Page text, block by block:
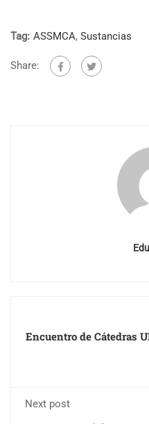
Tag: ASSMCA, Sustancias
Share:
Encuentro de Cátedras
Next post